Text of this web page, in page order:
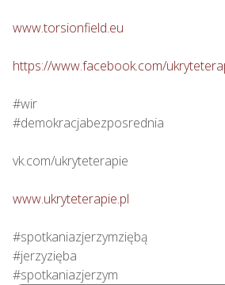
www.torsionfield.eu
https://www.facebook.com/
#wir
#demokracjabezposrednia
vk.com/ukryteterapie
www.ukryteterapie.pl
#spotkaniazjerzymziębą
#jerzyzięba
#spotkaniazjerzym